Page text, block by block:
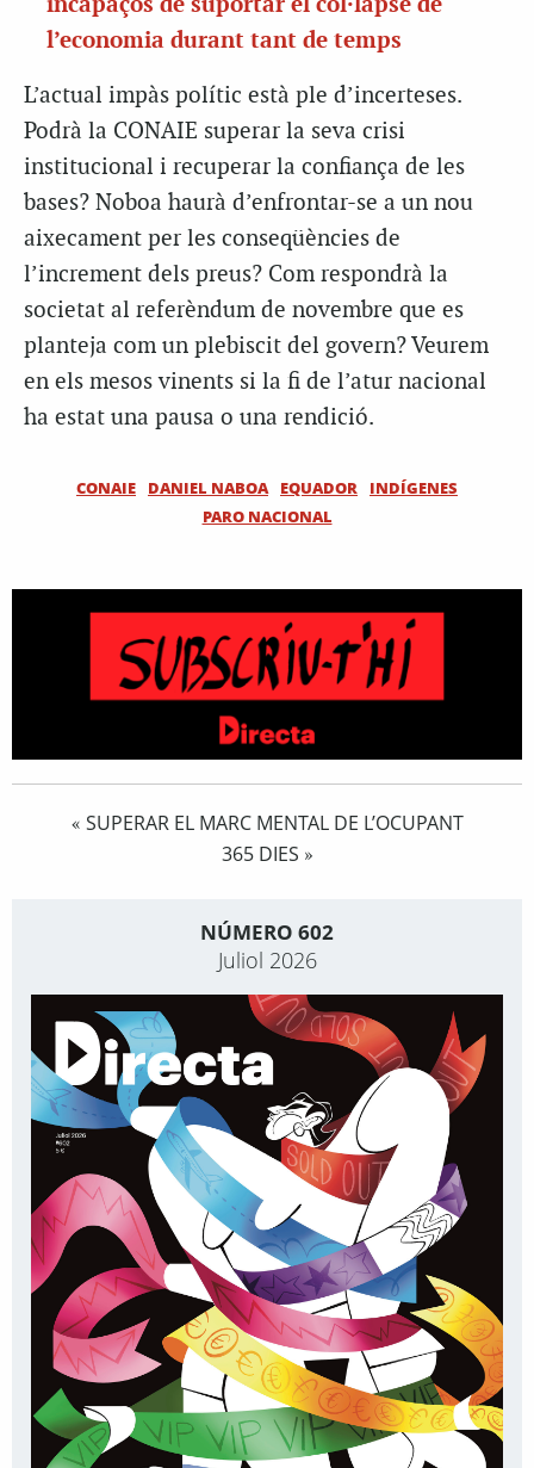
incapaços de suportar el col·lapse de
l’economia durant tant de temps
L’actual impàs polític està ple d’incerteses.
Podrà la CONAIE superar la seva crisi
institucional i recuperar la confiança de les
bases? Noboa haurà d’enfrontar-se a un nou
aixecament per les conseqüències de
l’increment dels preus? Com respondrà la
societat al referèndum de novembre que es
planteja com un plebiscit del govern? Veurem
en els mesos vinents si la fi de l’atur nacional
ha estat una pausa o una rendició.
CONAIE DANIEL NABOA EQUADOR
INDÍGENES
PARO NACIONAL
« SUPERAR EL MARC MENTAL DE L’OCUPANT
365 DIES »
NÚMERO 602
Juliol 2026